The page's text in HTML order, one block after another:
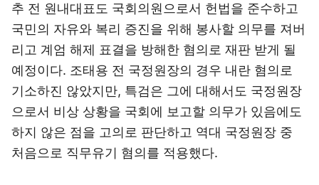
추 전 원내대표도 국회의원으로서 헌법을 준수하고
국민의 자유와 복리 증진을 위해 봉사할 의무를 져버
리고 계엄 해제 표결을 방해한 혐의로 재판 받게 될
예정이다. 조태용 전 국정원장의 경우 내란 혐의로
기소하진 않았지만, 특검은 그에 대해서도 국정원장
으로서 비상 상황을 국회에 보고할 의무가 있음에도
하지 않은 점을 고의로 판단하고 역대 국정원장 중
처음으로 직무유기 혐의를 적용했다.